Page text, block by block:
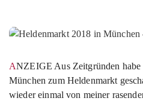
ANZEIGE Aus Zeitgründen habe ich es nicht persönlich nach
München zum Heldenmarkt
wieder einmal von meiner